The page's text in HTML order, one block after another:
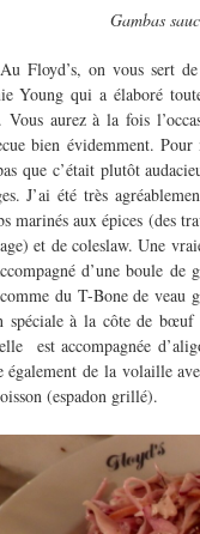
Gambas
Floyd’s, on vous sert
Young qui a élaboré
aurez à la fois
bien évidemment.
que c’était plutôt
J’ai été très
marinés aux épices (des
et de coleslaw. Une
d’une boule
du T-Bone de
spéciale à la côte de
est accompagnée
également de la volaille
(espadon grillé).